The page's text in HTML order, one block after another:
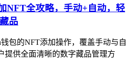
NFT全攻略，手动+自动，轻
品
包的NFT添加操作，覆盖手动与自
提供全面清晰的数字藏品管理方